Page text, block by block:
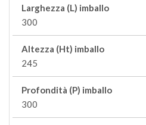
Larghezza (L) imballo
300
Altezza (Ht) imballo
245
Profondità (P) imballo
300